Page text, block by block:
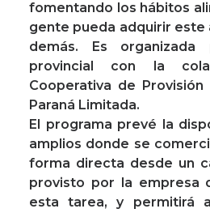
fomentando los hábitos
gente pueda adquirir este
demás. Es
provincial con la
Cooperativa de
Paraná Limitada.
El programa prevé la
amplios donde se
forma directa desde un
provisto por la empresa
esta tarea, y permitirá